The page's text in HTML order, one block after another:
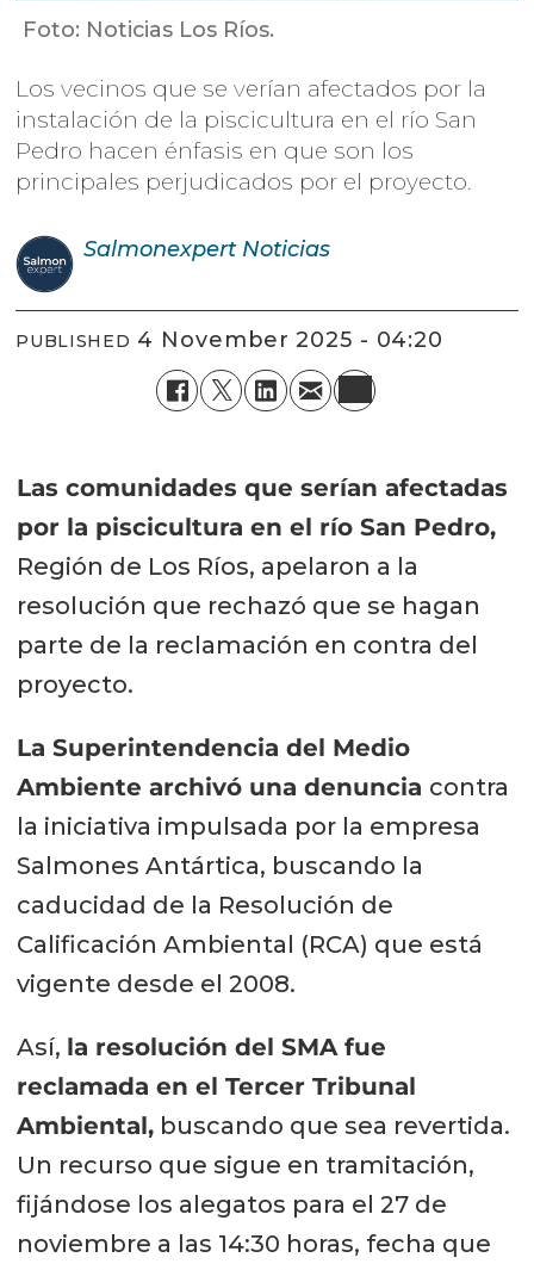
Foto: Noticias Los Ríos.
Los vecinos que se verían afectados por la
instalación de la piscicultura en el río San
Pedro hacen énfasis en que son los
principales perjudicados por el proyecto.
Salmonexpert Noticias
PUBLISHED 4 November 2025 - 04:20
Las comunidades que serían afectadas
por la piscicultura en el río San Pedro,
Región de Los Ríos, apelaron a la
resolución que rechazó que se hagan
parte de la reclamación en contra del
proyecto.
La Superintendencia del Medio
Ambiente archivó una denuncia contra
la iniciativa impulsada por la empresa
Salmones Antártica, buscando la
caducidad de la Resolución de
Calificación Ambiental (RCA) que está
vigente desde el 2008.
Así, la resolución del SMA fue
reclamada en el Tercer Tribunal
Ambiental,buscando que sea revertida.
Un recurso que sigue en tramitación,
fijándose los alegatos para el 27 de
noviembre a las 14:30 horas, fecha que